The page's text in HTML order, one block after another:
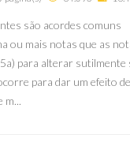
são acordes comuns
ou mais notas que as
5a) para alterar sutilmente
para dar um efeito de
m...